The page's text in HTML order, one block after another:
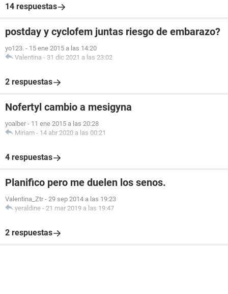
14 respuestas
postday y cyclofem juntas riesgo de embarazo?
yo123. - 15 ene 2015 a las 14:20
Valentina - 31 dic 2021 a las 23:02
2 respuestas
Nofertyl cambio a mesigyna
yoalber - 11 ene 2015 a las 20:28
Miriam - 14 abr 2020 a las 00:21
4 respuestas
Planifico pero me duelen los senos.
Valentina_Ztr - 29 sep 2014 a las 19:23
yeraldine - 21 mar 2019 a las 19:47
2 respuestas